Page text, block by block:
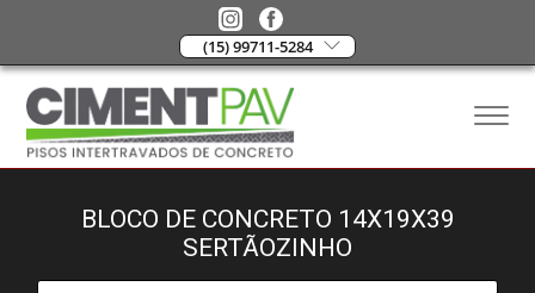
(15) 99711-5284
BLOCO DE CONCRETO 14X19X39
SERTÃOZINHO